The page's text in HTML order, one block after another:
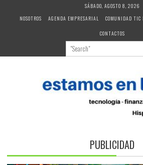
SÁBADO, AGOSTO 8, 2026
NOSOTROS
AGENDA EMPRESARIAL COMUNIDAD TIC
CONTACTOS
PUBLICIDAD